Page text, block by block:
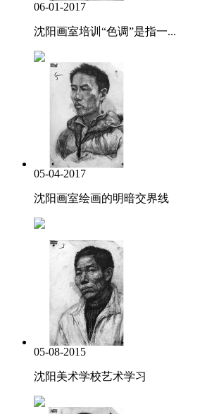
06-01-2017
沈阳画室培训“色调”是指一...
05-04-2017
沈阳画室绘画的明暗交界线
05-08-2015
沈阳美术学校艺术学习